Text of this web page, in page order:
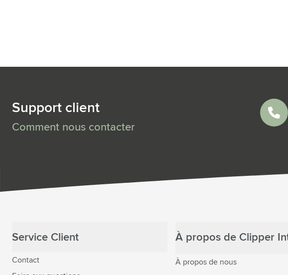
Support client
Comment nous contacter
Service Client
Contact
À propos de Clipper
À propos de nous